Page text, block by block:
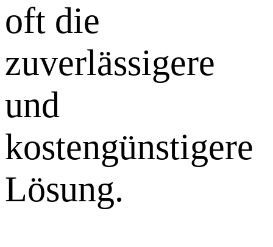
oft die
zuverlässigere
und
kostengünstigere
Lösung.